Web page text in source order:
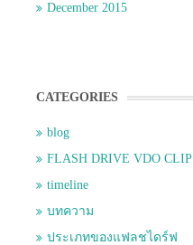
December 2015
CATEGORIES
blog
FLASH DRIVE VDO CLIP
timeline
บทความ
ประเภทของแฟลชไดร์ฟ